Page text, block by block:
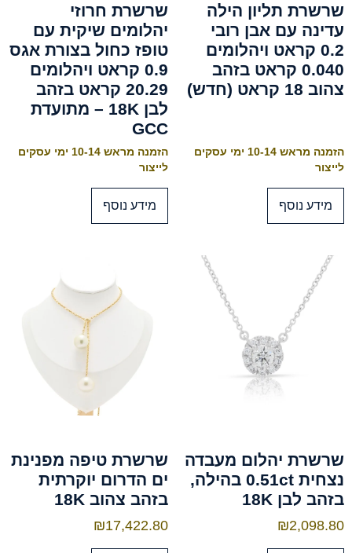
שרשרת תליון הילה
עדינה עם אבן רובי
0.2 קראט ויהלומים
0.040 קראט בזהב
צהוב 18 קראט (חדש)
הזמנה מראש 10-14 ימי עסקים
לייצור
מידע נוסף
שרשרת חרוזי
יהלומים שיקית עם
טופז כחול בצורת אגס
0.9 קראט ויהלומים
20.29 קראט בזהב
לבן 18K – מתועדת
GCC
הזמנה מראש 10-14 ימי עסקים
לייצור
מידע נוסף
שרשרת יהלום מעבדה
נצחית 0.51ct בהילה,
בזהב לבן 18K
₪2,098.80
שרשרת טיפה מפנינת
ים הדרום יוקרתית
בזהב צהוב 18K
₪17,422.80